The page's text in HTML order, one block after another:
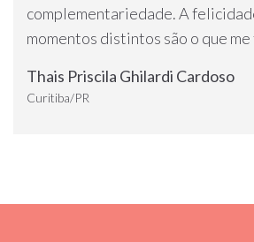
complementariedade. A
momentos distintos são o que
Thais Priscila Ghilardi Cardoso
Curitiba/PR